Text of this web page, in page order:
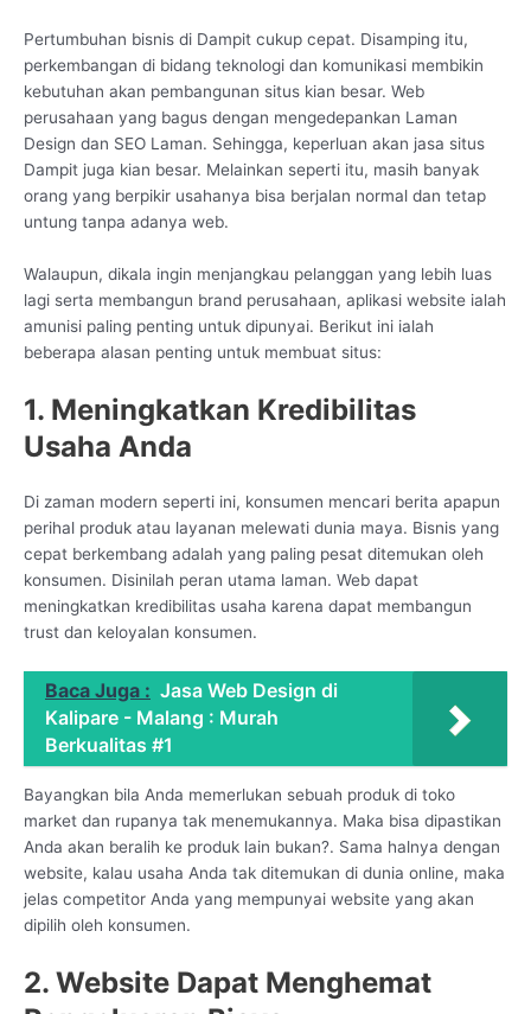
Pertumbuhan bisnis di Dampit cukup cepat. Disamping itu,
perkembangan di bidang teknologi dan komunikasi membikin
kebutuhan akan pembangunan situs kian besar. Web
perusahaan yang bagus dengan mengedepankan Laman
Design dan SEO Laman. Sehingga, keperluan akan jasa situs
Dampit juga kian besar. Melainkan seperti itu, masih banyak
orang yang berpikir usahanya bisa berjalan normal dan tetap
untung tanpa adanya web.
Walaupun, dikala ingin menjangkau pelanggan yang lebih luas
lagi serta membangun brand perusahaan, aplikasi website ialah
amunisi paling penting untuk dipunyai. Berikut ini ialah
beberapa alasan penting untuk membuat situs:
1. Meningkatkan Kredibilitas
Usaha Anda
Di zaman modern seperti ini, konsumen mencari berita apapun
perihal produk atau layanan melewati dunia maya. Bisnis yang
cepat berkembang adalah yang paling pesat ditemukan oleh
konsumen. Disinilah peran utama laman. Web dapat
meningkatkan kredibilitas usaha karena dapat membangun
trust dan keloyalan konsumen.
Baca Juga : Jasa Web Design di
Kalipare - Malang : Murah
Berkualitas #1
Bayangkan bila Anda memerlukan sebuah produk di toko
market dan rupanya tak menemukannya. Maka bisa dipastikan
Anda akan beralih ke produk lain bukan?. Sama halnya dengan
website, kalau usaha Anda tak ditemukan di dunia online, maka
jelas competitor Anda yang mempunyai website yang akan
dipilih oleh konsumen.
2. Website Dapat Menghemat